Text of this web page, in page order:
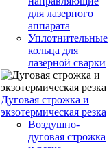
для лазерного
аппарата
Уплотнительные
кольца для
лазерной сварки
Дуговая строжка и
экзотермическая резка
Воздушно-
дуговая строжка